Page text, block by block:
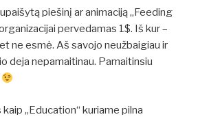
piešinį ar animaciją „Feeding
pervedamas 1$. Iš kur –
ne esmė. Aš savojo neužbaigiau ir
deja nepamaitinau. Pamaitinsiu
„Education“ kuriame pilna